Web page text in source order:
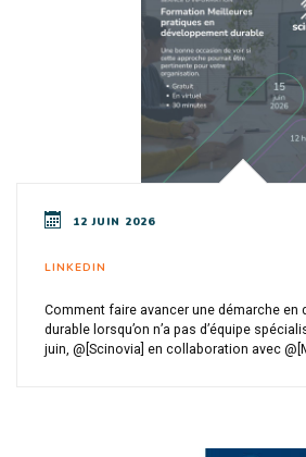
12 JUIN 2026
LINKEDIN
Comment faire avancer une démarche en
durable lorsqu’on n’a pas d’équipe
juin, @[Scinovia] en collaboration avec